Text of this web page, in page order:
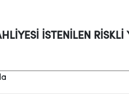
İSTENİLEN